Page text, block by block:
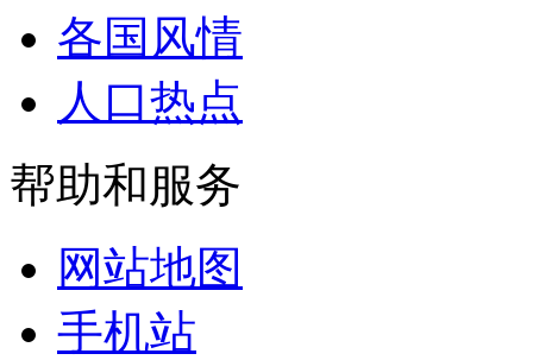
各国风情
人口热点
帮助和服务
网站地图
手机站